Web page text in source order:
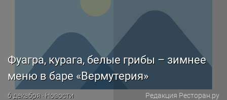
Фуагра, курага, белые грибы – зимнее
меню в баре «Вермутерия»
6 декабря · Новости Редакция Ресторан.ру